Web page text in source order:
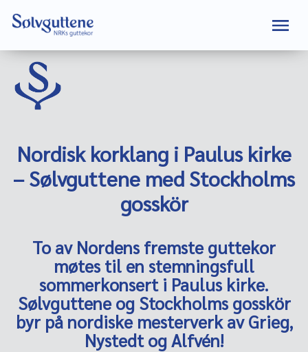
Nordisk korklang i Paulus kirke
– Sølvguttene med Stockholms
gosskör
To av Nordens fremste guttekor
møtes til en stemningsfull
sommerkonsert i Paulus kirke.
Sølvguttene og Stockholms gosskör
byr på nordiske mesterverk av Grieg,
Nystedt og Alfvén!